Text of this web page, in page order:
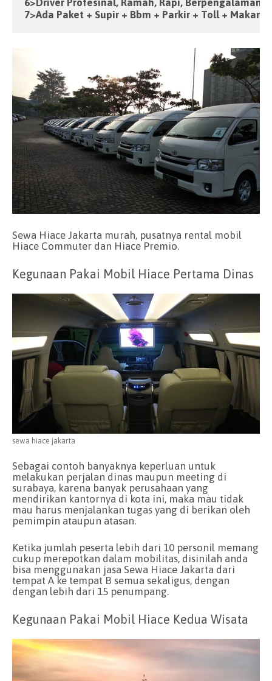
7>Ada Paket + Supir + Bbm + Parkir + Toll + Makan
Sewa Hiace Jakarta murah, pusatnya rental mobil
Hiace Commuter dan Hiace Premio.
Kegunaan Pakai Mobil Hiace Pertama Dinas
sewa hiace jakarta
Sebagai contoh banyaknya keperluan untuk
melakukan perjalan dinas maupun meeting di
surabaya, karena banyak perusahaan yang
mendirikan kantornya di kota ini, maka mau tidak
mau harus menjalankan tugas yang di berikan oleh
pemimpin ataupun atasan.
Ketika jumlah peserta lebih dari 10 personil memang
cukup merepotkan dalam mobilitas, disinilah anda
bisa menggunakan jasa Sewa Hiace Jakarta dari
tempat A ke tempat B semua sekaligus, dengan
dengan lebih dari 15 penumpang.
Kegunaan Pakai Mobil Hiace Kedua Wisata